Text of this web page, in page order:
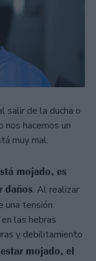
salir de la ducha o
hacemos un
muy mal.
mojado, es
daños. Al realizar
una tensión
las hebras
y debilitamiento
mojado, el